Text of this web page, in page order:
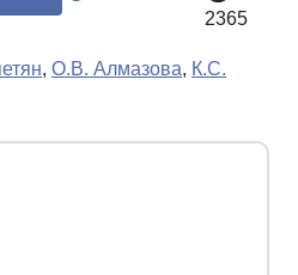
2365
, О.В. Алмазова, К.С.